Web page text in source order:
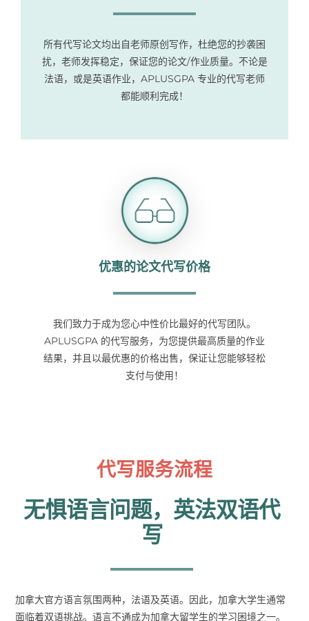
所有代写论文均出自老师原创写作，杜绝您的抄袭困
扰，老师发挥稳定，保证您的论文/作业质量。不论是
法语，或是英语作业，APLUSGPA 专业的代写老师
都能顺利完成！
优惠的论文代写价格
我们致力于成为您心中性价比最好的代写团队。
APLUSGPA 的代写服务，为您提供最高质量的作业
结果，并且以最优惠的价格出售，保证让您能够轻松
支付与使用！
代写服务流程
无惧语言问题，英法双语代
写
加拿大官方语言氛围两种，法语及英语。因此，加拿大学生通常
面临着双语挑战。语言不通成为加拿大留学生的学习困境之一。